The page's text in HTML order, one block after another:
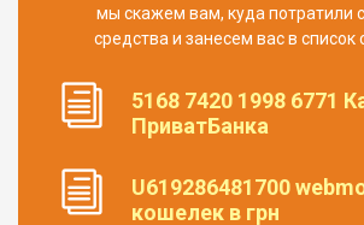
мы скажем вам, куда потратили
средства и занесем вас в список
5168 7420 1998 6771
ПриватБанка
U619286481700
кошелек в грн